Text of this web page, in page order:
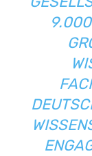
9.000